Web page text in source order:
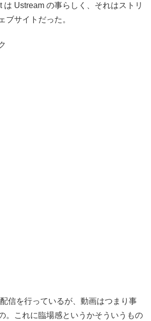
は Ustream の事らしく、それはストリ
ブサイトだった。
信を行っているが、動画はつまり事
。これに臨場感というかそういうもの